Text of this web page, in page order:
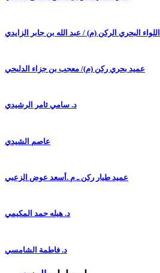
اللواء البحري الركن (م) / عبد الله بن جابر الزايدي
عميد بحري ركن (م)/ معجب بن جزاء الدلبحي
د. سامي ثامر الرشيدي
عاصم الشيدي
عميد طيار ركن ـ م .أسعد عوض الزعبي
د. هيله حمد المكيمي
د. فاطمة الشامسي